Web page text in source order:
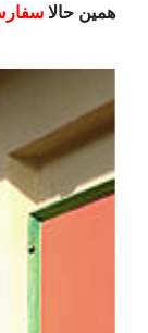
همین حالا